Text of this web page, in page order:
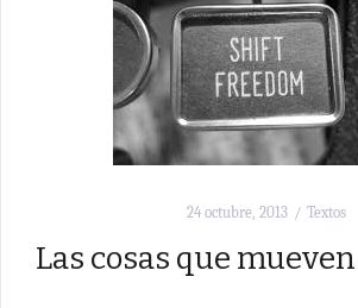
24 octubre, 2013 Textos
Las cosas que